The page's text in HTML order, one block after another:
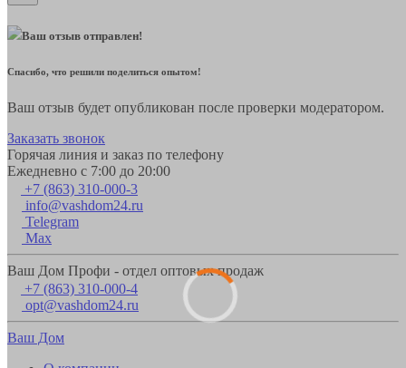
Ваш отзыв отправлен!
Спасибо, что решили поделиться опытом!
Ваш отзыв будет опубликован после проверки модератором.
Заказать звонок
Горячая линия и заказ по телефону
Ежедневно с 7:00 до 20:00
+7 (863) 310-000-3
info@vashdom24.ru
Telegram
Max
Ваш Дом Профи - отдел оптовых продаж
+7 (863) 310-000-4
opt@vashdom24.ru
Ваш Дом